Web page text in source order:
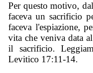
Per questo motivo,
faceva un sacrificio
faceva l'espiazione,
vita che veniva data
il sacrificio.
Levitico 17:11-14.